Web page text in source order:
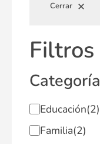
Cerrar
Filtros
Categoría
Educación(2)
Familia(2)